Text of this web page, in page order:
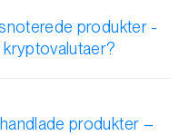
produkter -
produkter –